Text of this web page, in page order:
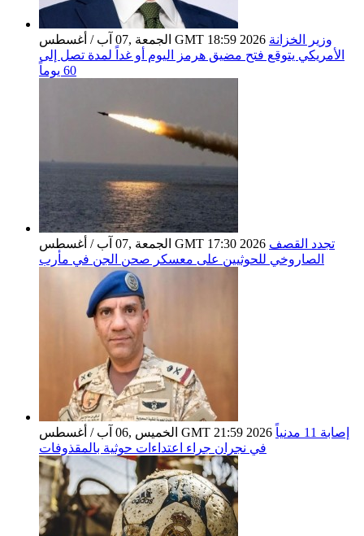
الجمعة ,07 آب / أغسطس GMT 18:59 2026 وزير الخزانة
الأمريكي يتوقع فتح مضيق هرمز اليوم أو غداً لمدة تصل إلى
60 يوماً
الجمعة ,07 آب / أغسطس GMT 17:30 2026 تجدد القصف
الصاروخي للحوثيين على معسكر صحن الجن في مأرب
الخميس ,06 آب / أغسطس GMT 21:59 2026 إصابة 11 مدنياً
في نجران جراء اعتداءات حوثية بالمقذوفات